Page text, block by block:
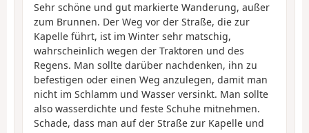
Sehr schöne und gut markierte Wanderung, außer
zum Brunnen. Der Weg vor der Straße, die zur
Kapelle führt, ist im Winter sehr matschig,
wahrscheinlich wegen der Traktoren und des
Regens. Man sollte darüber nachdenken, ihn zu
befestigen oder einen Weg anzulegen, damit man
nicht im Schlamm und Wasser versinkt. Man sollte
also wasserdichte und feste Schuhe mitnehmen.
Schade, dass man auf der Straße zur Kapelle und